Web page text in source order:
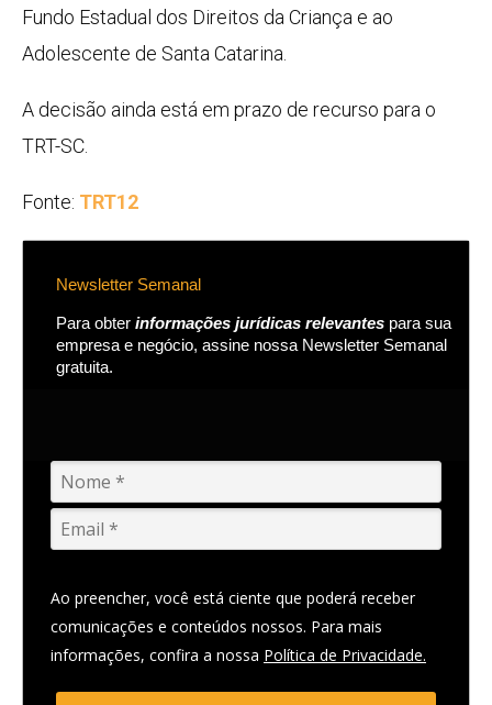
Fundo Estadual dos Direitos da Criança e ao
Adolescente de Santa Catarina.
A decisão ainda está em prazo de recurso para o
TRT-SC.
Fonte: TRT12
Newsletter Semanal
Para obter informações jurídicas relevantes para sua
empresa e negócio, assine nossa Newsletter Semanal
gratuita.
Ao preencher, você está ciente que poderá receber
comunicações e conteúdos nossos. Para mais
informações, confira a nossa Política de Privacidade.